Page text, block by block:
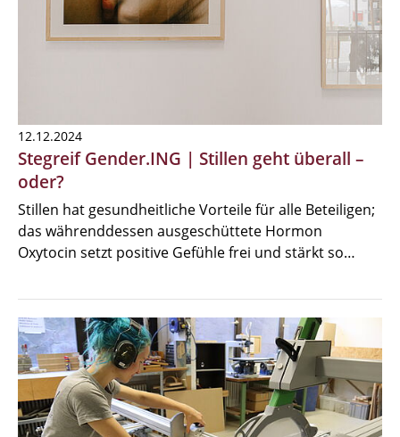
12.12.2024
Stegreif Gender.ING | Stillen geht überall –
oder?
Stillen hat gesundheitliche Vorteile für alle Beteiligen;
das währenddessen ausgeschüttete Hormon
Oxytocin setzt positive Gefühle frei und stärkt so…